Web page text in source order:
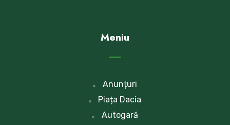
Meniu
Anunțuri
Piața Dacia
Autogară